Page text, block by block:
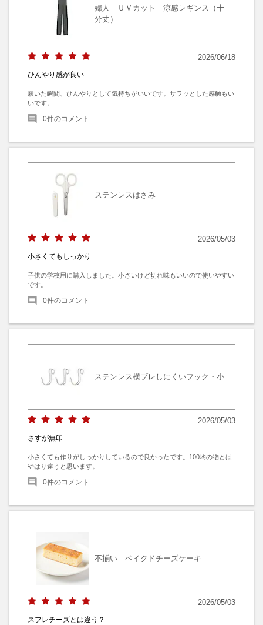
婦人 ＵＶカット 涼感レギンス（十
分丈）
2026/06/18
ひんやり感が良い
履いた瞬間、ひんやりとして気持ちがいいです。サラッとした感触もい
いです。
0件のコメント
ステンレスはさみ
2026/05/03
小さくてもしっかり
子供の学校用に購入しました。小さいけど切れ味もいいので使いやすい
です。
0件のコメント
ステンレス横ブレしにくいフック・小
2026/05/03
さすが無印
小さくても作りがしっかりしているので良かったです。100均の物とは
やはり違うと思います。
0件のコメント
不揃い ベイクドチーズケーキ
2026/05/03
スフレチーズとは違う？